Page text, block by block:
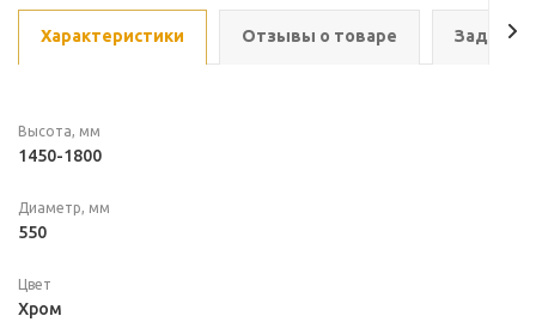
Характеристики Отзывы о товаре Задать
Высота, мм
1450-1800
Диаметр, мм
550
Цвет
Хром